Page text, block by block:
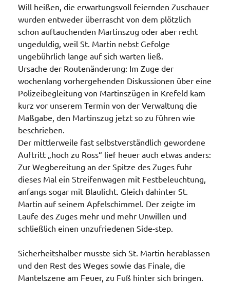
Will heißen, die erwartungsvoll feiernden Zuschauer
wurden entweder überrascht von dem plötzlich
schon auftauchenden Martinszug oder aber recht
ungeduldig, weil St. Martin nebst Gefolge
ungebührlich lange auf sich warten ließ.
Ursache der Routenänderung: Im Zuge der
wochenlang vorhergehenden Diskussionen über eine
Polizeibegleitung von Martinszügen in Krefeld kam
kurz vor unserem Termin von der Verwaltung die
Maßgabe, den Martinszug jetzt so zu führen wie
beschrieben.
Der mittlerweile fast selbstverständlich gewordene
Auftritt „hoch zu Ross“ lief heuer auch etwas anders:
Zur Wegbereitung an der Spitze des Zuges fuhr
dieses Mal ein Streifenwagen mit Festbeleuchtung,
anfangs sogar mit Blaulicht. Gleich dahinter St.
Martin auf seinem Apfelschimmel. Der zeigte im
Laufe des Zuges mehr und mehr Unwillen und
schließlich einen unzufriedenen Side-step.
Sicherheitshalber musste sich St. Martin herablassen
und den Rest des Weges sowie das Finale, die
Mantelszene am Feuer, zu Fuß hinter sich bringen.